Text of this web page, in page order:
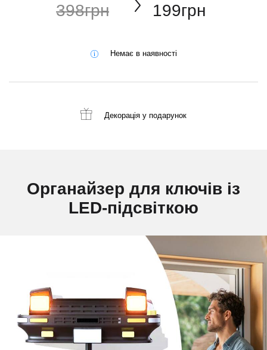
398грн 199грн
Немає в наявності
Декорація у подарунок
Органайзер для ключів із
LED-підсвіткою